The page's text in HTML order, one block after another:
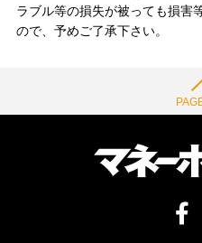
ラブル等の損失が被っても損害
ので、予めご了承下さい。